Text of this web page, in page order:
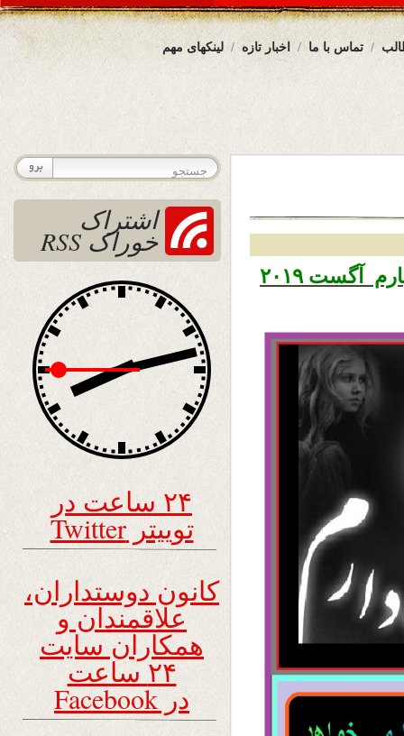
لینکهای مهم اخبار تازه تماس با ما
تاریخ نشر یکشنبه ۱۳ اسد ۱۳۹۸ – چهارم آگست ۲۰۱۹
اشتراک
خوراک RSS
۲۴ ساعت در
توییتر Twitter
کانون دوستداران،
علاقمندان و
همکاران سایت
۲۴ ساعت
در Facebook